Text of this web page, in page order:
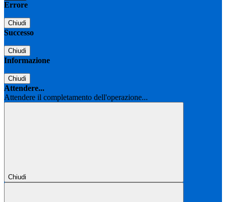
Errore
Chiudi
Successo
Chiudi
Informazione
Chiudi
Attendere...
Attendere il completamento dell'operazione...
Chiudi